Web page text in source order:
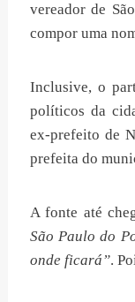
vereador de
compor uma
Inclusive, o
políticos da
ex-prefeito de
prefeita do
A fonte até
São Paulo do
onde ficará”.